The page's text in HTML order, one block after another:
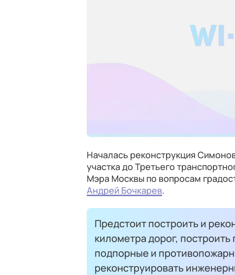
Началась реконструкция
участка до Третьего
Мэра Москвы по вопросам
Андрей Бочкарев.
Предстоит построить и
километра дорог,
подпорные и
реконструировать